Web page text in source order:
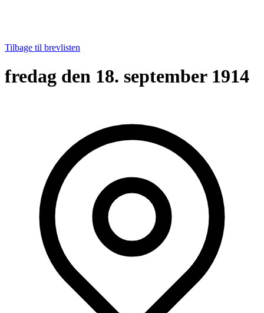
Tilbage til brevlisten
fredag den 18. september 1914